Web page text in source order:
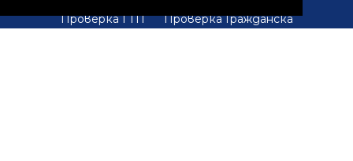
Проверка ГТП Проверка Гражданска